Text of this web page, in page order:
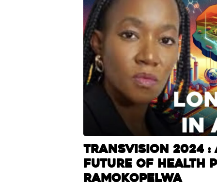
TransVision
future of health
Ramokopelwa